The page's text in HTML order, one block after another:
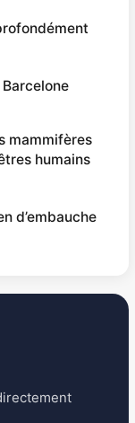
mammifères
humains
d’embauche